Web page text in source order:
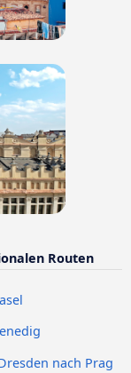
Routen
nach Prag